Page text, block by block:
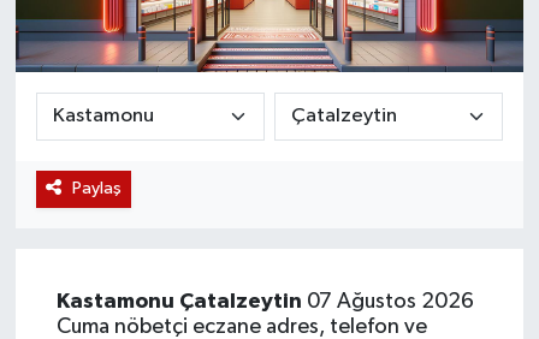
Paylaş
Kastamonu Çatalzeytin 07 Ağustos 2026
Cuma nöbetçi eczane adres, telefon ve
Magazin
Etkinlikler